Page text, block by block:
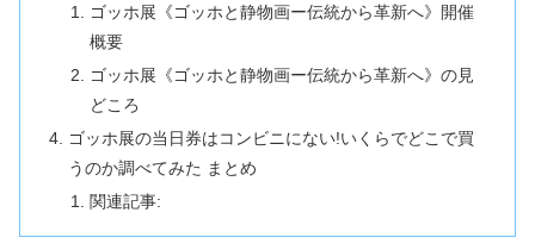
ゴッホ展《ゴッホと静物画ー伝統から革新へ》開催
概要
ゴッホ展《ゴッホと静物画ー伝統から革新へ》の見
どころ
ゴッホ展の当日券はコンビニにない!いくらでどこで買
うのか調べてみた まとめ
関連記事: